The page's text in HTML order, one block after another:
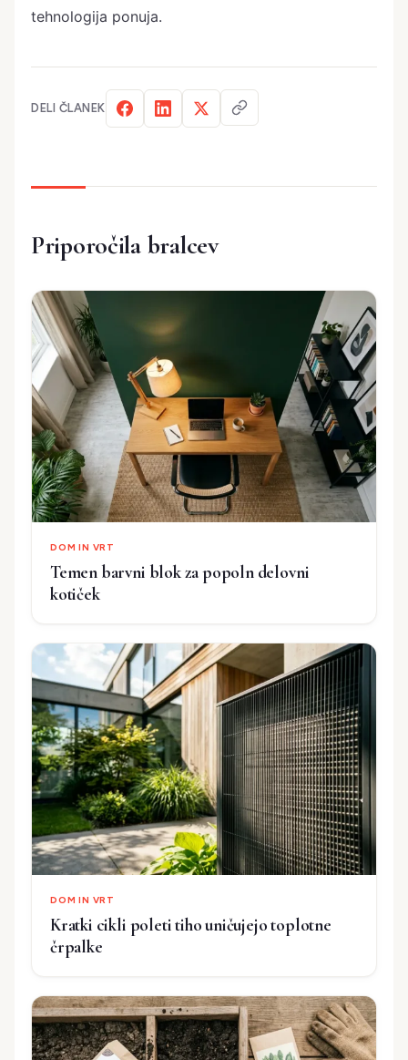
tehnologija ponuja.
DELI ČLANEK
Priporočila bralcev
DOM IN VRT
Temen barvni blok za popoln delovni
kotiček
DOM IN VRT
Kratki cikli poleti tiho uničujejo toplotne
črpalke